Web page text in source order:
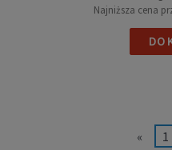
Najniższa cena
DO
« 1